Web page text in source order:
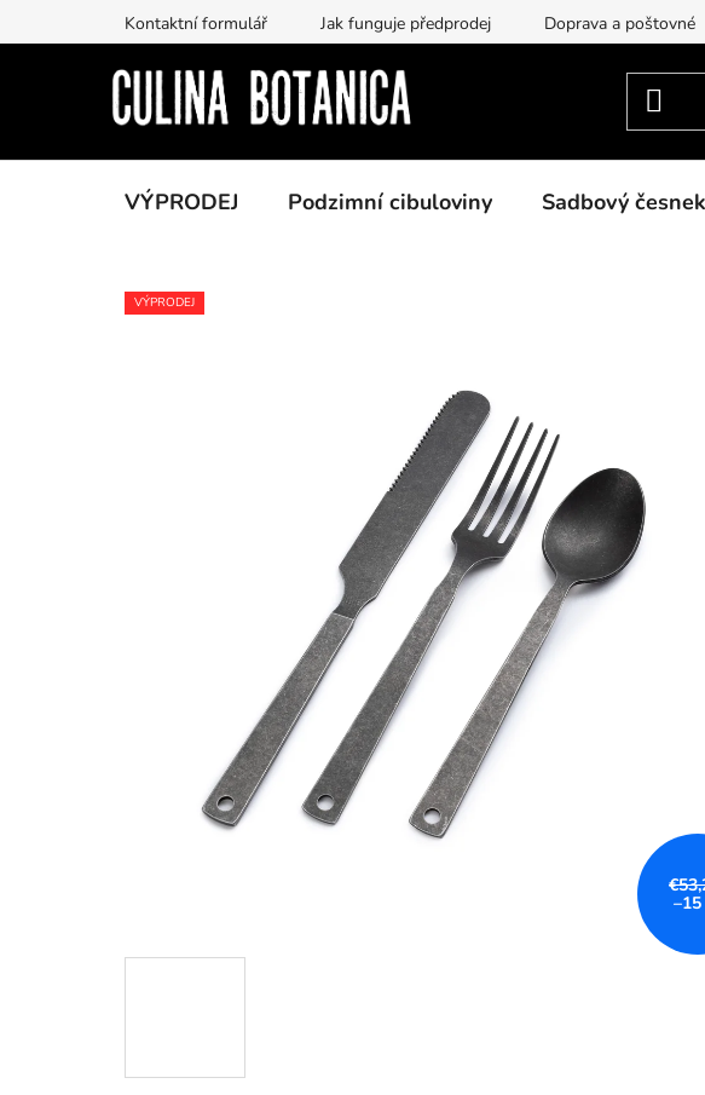
na
Kontaktní formulář Jak funguje předprodej Doprava a poštovné
VÝPRODEJ Podzimní cibuloviny Sadbový česnek
VÝPRODEJ